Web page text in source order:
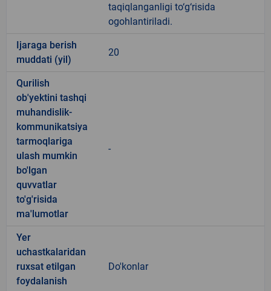
taqiqlanganligi to‘g‘risida
ogohlantiriladi.
Ijaraga berish
muddati (yil)
20
Qurilish
ob'yektini tashqi
muhandislik-
kommunikatsiya
tarmoqlariga
ulash mumkin
bo'lgan
quvvatlar
to'g'risida
ma'lumotlar
-
Yer
uchastkalaridan
ruxsat etilgan
foydalanish
Do'konlar